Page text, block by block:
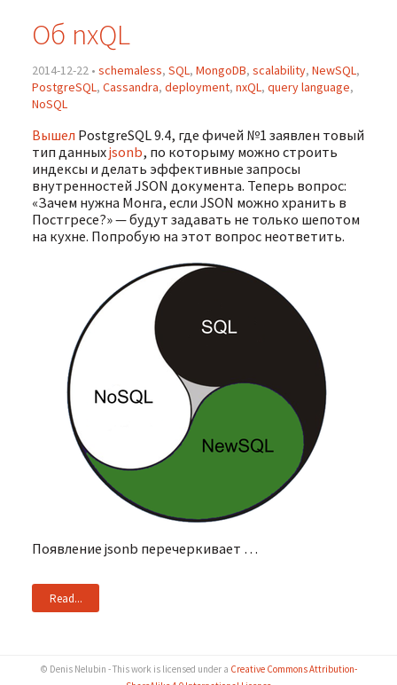
Об nxQL
2014-12-22 • schemaless, SQL, MongoDB, scalability, NewSQL,
PostgreSQL, Cassandra, deployment, nxQL, query language,
NoSQL
ВышелPostgreSQL 9.4, где фичей №1 заявлен товый
тип данныхjsonb, по которыму можно строить
индексы и делать эффективные запросы
внутренностей JSON документа. Теперь вопрос:
«Зачем нужна Монга, если JSON можно хранить в
Постгресе?» — будут задавать не только шепотом
на кухне. Попробую на этот вопрос неответить.
Появление jsonb перечеркивает …
Read...
© Denis Nelubin - This work is licensed under a Creative Commons Attribution-